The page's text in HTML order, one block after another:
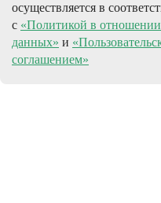
осуществляется в
с «Политикой в
данных» и
соглашением»